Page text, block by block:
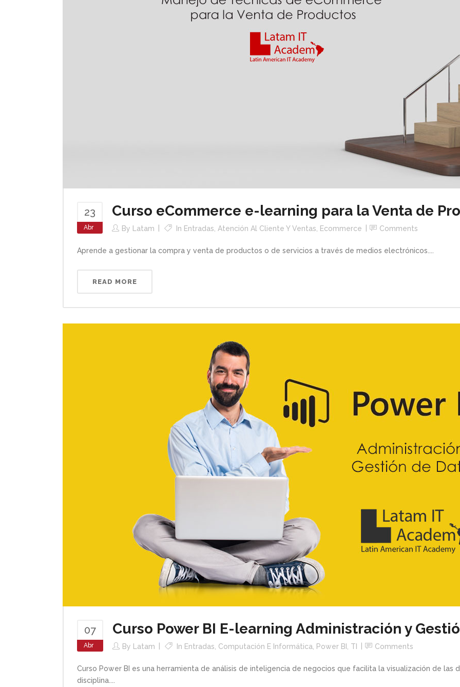
23
Abr
Curso eCommerce e-learning para la Venta de
By Latam In Entradas Atención Al Cliente Y Ventas Ecommerce Comments
Aprende a gestionar la compra y venta de productos o de servicios a través de medios electrónicos....
READ MORE
07
Abr
Curso Power BI E-learning Administración y
By Latam In Entradas Computación E Informática Power BI TI Comments
Curso Power BI es una herramienta de análisis de inteligencia de negocios que facilita la visualización de
disciplina....